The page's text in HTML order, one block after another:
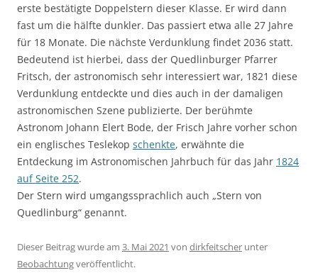
erste bestätigte Doppelstern dieser Klasse. Er wird dann
fast um die hälfte dunkler. Das passiert etwa alle 27 Jahre
für 18 Monate. Die nächste Verdunklung findet 2036 statt.
Bedeutend ist hierbei, dass der Quedlinburger Pfarrer
Fritsch, der astronomisch sehr interessiert war, 1821 diese
Verdunklung entdeckte und dies auch in der damaligen
astronomischen Szene publizierte. Der berühmte
Astronom Johann Elert Bode, der Frisch Jahre vorher schon
ein englisches Teslekop schenkte, erwähnte die
Entdeckung im Astronomischen Jahrbuch für das Jahr 1824
auf Seite 252.
Der Stern wird umgangssprachlich auch „Stern von
Quedlinburg“ genannt.
Dieser Beitrag wurde am 3. Mai 2021 von dirkfeitscher unter
Beobachtungveröffentlicht.